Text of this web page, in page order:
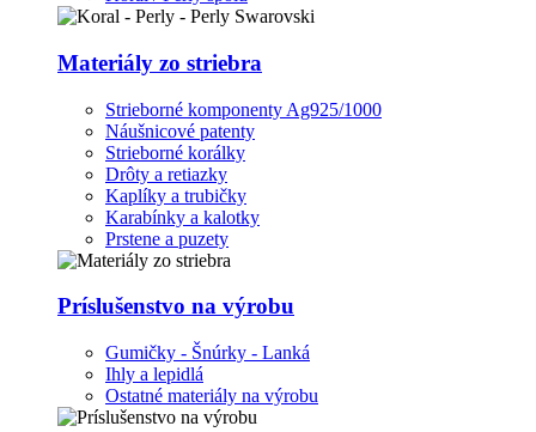
Materiály zo striebra
Strieborné komponenty Ag925/1000
Náušnicové patenty
Strieborné korálky
Drôty a retiazky
Kaplíky a trubičky
Karabínky a kalotky
Prstene a puzety
Príslušenstvo na výrobu
Gumičky - Šnúrky - Lanká
Ihly a lepidlá
Ostatné materiály na výrobu